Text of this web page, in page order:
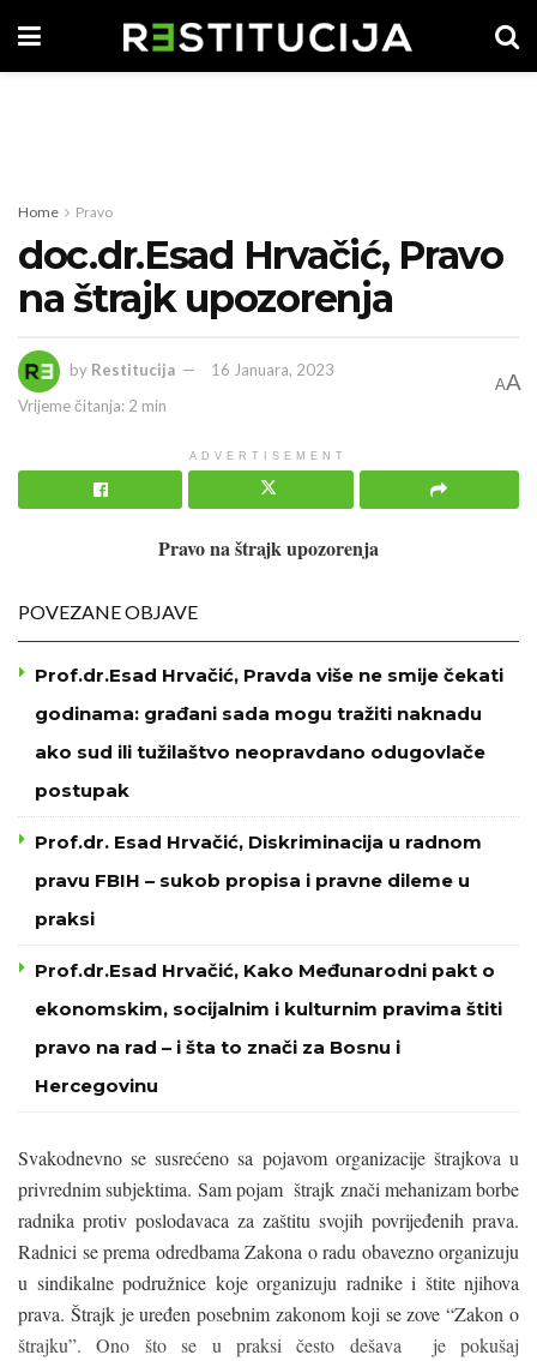
Home Pravo
doc.dr.Esad Hrvačić, Pravo
na štrajk upozorenja
by Restitucija
16 Januara, 2023
Vrijeme čitanja: 2 min
AA
ADVERTISEMENT
Pravo na štrajk upozorenja
POVEZANE OBJAVE
Prof.dr.Esad Hrvačić, Pravda više ne smije čekati
godinama: građani sada mogu tražiti naknadu
ako sud ili tužilaštvo neopravdano odugovlače
postupak
Prof.dr. Esad Hrvačić, Diskriminacija u radnom
pravu FBIH – sukob propisa i pravne dileme u
praksi
Prof.dr.Esad Hrvačić, Kako Međunarodni pakt o
ekonomskim, socijalnim i kulturnim pravima štiti
pravo na rad – i šta to znači za Bosnu i
Hercegovinu
Svakodnevno se susrećeno sa pojavom organizacije štrajkova u
privrednim subjektima. Sam pojam štrajk znači mehanizam borbe
radnika protiv poslodavaca za zaštitu svojih povrijeđenih prava.
Radnici se prema odredbama Zakona o radu obavezno organizuju
u sindikalne podružnice koje organizuju radnike i štite njihova
prava. Štrajk je uređen posebnim zakonom koji se zove “Zakon o
štrajku”. Ono što se u praksi često dešava je pokušaj